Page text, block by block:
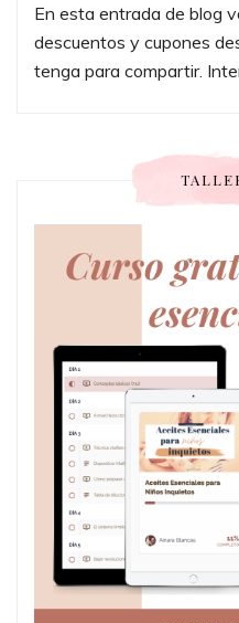
En esta entrada de blog
descuentos y cupones
tenga para compartir.